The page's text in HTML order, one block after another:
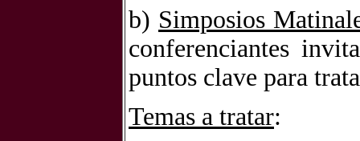
b) Simposios
conferenciantes
puntos clave para
Temas a tratar: